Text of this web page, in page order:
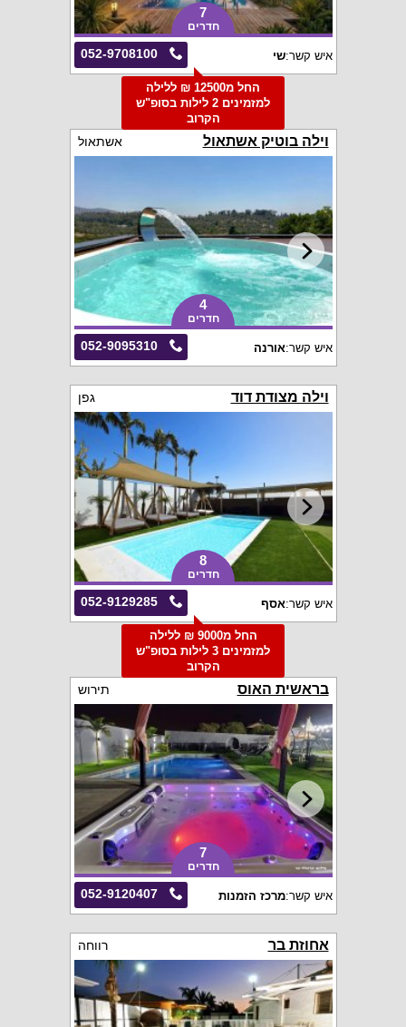
7
חדרים
052-9708100 איש קשר:שי
החל מ12500 ₪ ללילה
למזמינים 2 לילות בסופ"ש
הקרוב
וילה בוטיק אשתאול אשתאול
4
חדרים
052-9095310 איש קשר:אורנה
וילה מצודת דוד גפן
8
חדרים
052-9129285 איש קשר:אסף
החל מ9000 ₪ ללילה
למזמינים 3 לילות בסופ"ש
הקרוב
בראשית האוס תירוש
7
חדרים
052-9120407 איש קשר:מרכז הזמנות
אחוזת בר רווחה